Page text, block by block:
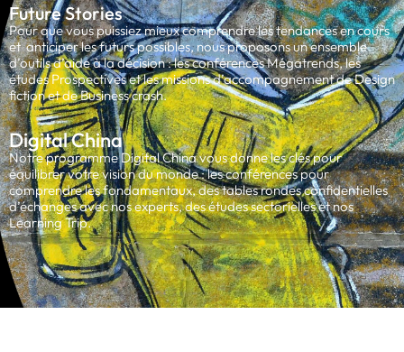
Future Stories
Pour que vous puissiez mieux comprendre les tendances en cours
et anticiper les futurs possibles, nous proposons un ensemble
d’outils d’aide à la décision : les conférences Mégatrends, les
études Prospectives et les missions d’accompagnement de Design
fiction et de Business crash.
Digital China
Notre programme Digital China vous donne les clés pour
équilibrer votre vision du monde : les conférences pour
comprendre les fondamentaux, des tables rondes confidentielles
d’échanges avec nos experts, des études sectorielles et nos
Learning Trip.